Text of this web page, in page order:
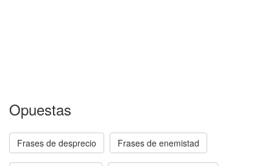
Opuestas
Frases de desprecio Frases de enemistad